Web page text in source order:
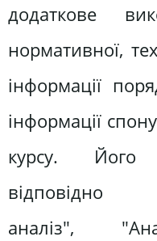
додаткове
нормативної,
інформації
інформації
курсу. Його
відповідно
аналіз",